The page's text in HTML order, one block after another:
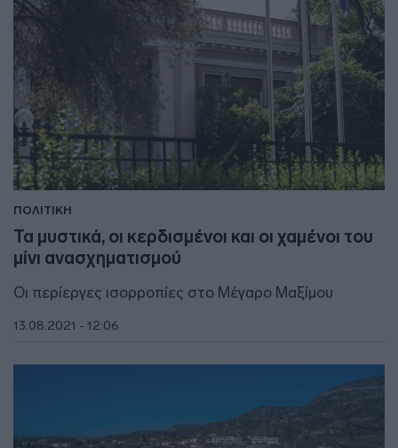
ΠΟΛΙΤΙΚΗ
Τα μυστικά, οι κερδισμένοι και οι χαμένοι του
μίνι ανασχηματισμού
Οι περίεργες ισορροπίες στο Μέγαρο Μαξίμου
13.08.2021 - 12:06